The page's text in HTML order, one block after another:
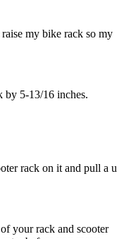
my bike rack so my
5-13/16 inches.
rack on it and pull a u
your rack and scooter